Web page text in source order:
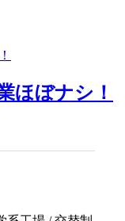
ほぼナシ！